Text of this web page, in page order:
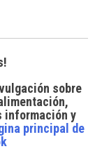
sobre
información y
principal de